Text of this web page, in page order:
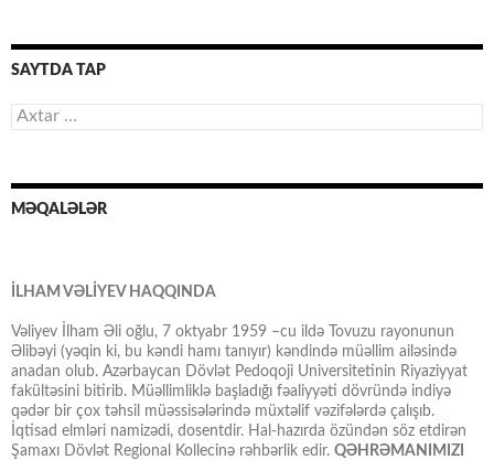
SAYTDA TAP
Axtarış:
MƏQALƏLƏR
İLHAM VƏLİYEV HAQQINDA
Vəliyev İlham Əli oğlu, 7 oktyabr 1959 –cu ildə Tovuzu rayonunun
Əlibəyi (yəqin ki, bu kəndi hamı tanıyır) kəndində müəllim ailəsində
anadan olub. Azərbaycan Dövlət Pedoqoji Universitetinin Riyaziyyat
fakültəsini bitirib. Müəllimliklə başladığı fəaliyyəti dövründə indiyə
qədər bir çox təhsil müəssisələrində müxtəlif vəzifələrdə çalışıb.
İqtisad elmləri namizədi, dosentdir. Hal-hazırda özündən söz etdirən
Şamaxı Dövlət Regional Kollecinə rəhbərlik edir. QƏHRƏMANIMIZI